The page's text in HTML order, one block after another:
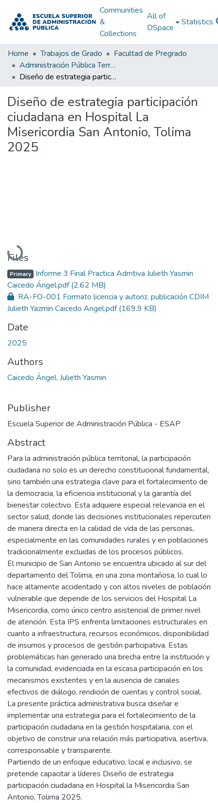
Communities
&
Collections
All of
DSpace
Statistics
Home Trabajos de Grado
Facultad de Pregrado
Administración Pública Territorial (APT)
Diseño de estrategia participación ciudadana en Hospital La Misericordia San Antonio, Tolima 2025
Diseño de estrategia participación
ciudadana en Hospital La
Misericordia San Antonio, Tolima
2025
Loading...
Files
Primary Informe 3 Final Practica Admtiva Julieth Yasmin
Caicedo Ángel.pdf(2.62 MB)
RA-FO-001 Formato licencia y autoriz. publicación CDIM
Julieth Yazmin Caicedo Angel.pdf(169.9 KB)
Date
2025
Authors
Caicedo Ángel, Julieth Yasmin
Publisher
Escuela Superior de Administración Pública - ESAP
Abstract
Para la administración pública territorial, la participación
ciudadana no solo es un derecho constitucional fundamental,
sino también una estrategia clave para el fortalecimiento de
la democracia, la eficiencia institucional y la garantía del
bienestar colectivo. Esta adquiere especial relevancia en el
sector salud, donde las decisiones institucionales repercuten
de manera directa en la calidad de vida de las personas,
especialmente en las comunidades rurales y en poblaciones
tradicionalmente excluidas de los procesos públicos.
El municipio de San Antonio se encuentra ubicado al sur del
departamento del Tolima, en una zona montañosa, lo cual lo
hace altamente accidentado y con altos niveles de población
vulnerable que depende de los servicios del Hospital La
Misericordia, como único centro asistencial de primer nivel
de atención. Esta IPS enfrenta limitaciones estructurales en
cuanto a infraestructura, recursos económicos, disponibilidad
de insumos y procesos de gestión participativa. Estas
problemáticas han generado una brecha entre la institución y
la comunidad, evidenciada en la escasa participación en los
mecanismos existentes y en la ausencia de canales
efectivos de diálogo, rendición de cuentas y control social.
La presente práctica administrativa busca diseñar e
implementar una estrategia para el fortalecimiento de la
participación ciudadana en la gestión hospitalaria, con el
objetivo de construir una relación más participativa, asertiva,
corresponsable y transparente.
Partiendo de un enfoque educativo, local e inclusivo, se
pretende capacitar a líderes Diseño de estrategia
participación ciudadana en Hospital la Misericordia San
Antonio, Tolima 2025.